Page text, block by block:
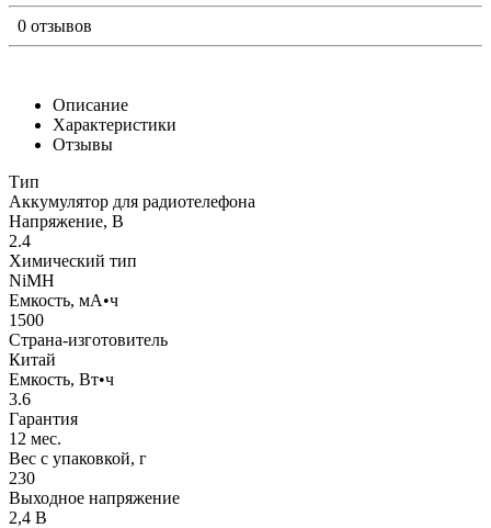
0 отзывов
Описание
Характеристики
Отзывы
Тип
Аккумулятор для радиотелефона
Напряжение, В
2.4
Химический тип
NiMH
Емкость, мА•ч
1500
Страна-изготовитель
Китай
Емкость, Вт•ч
3.6
Гарантия
12 мес.
Вес с упаковкой, г
230
Выходное напряжение
2,4 В